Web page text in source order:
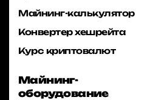
Майнинг-калькулятор
Конвертер хешрейта
Курс криптовалют
Майнинг-
оборудование